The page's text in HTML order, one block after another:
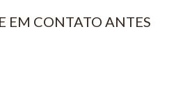
EM CONTATO ANTES